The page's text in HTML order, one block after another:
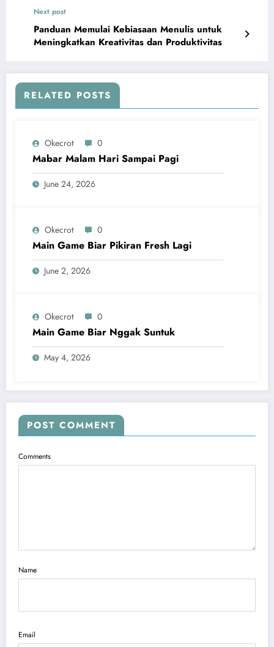
Next post
Panduan Memulai Kebiasaan Menulis untuk
Meningkatkan Kreativitas dan Produktivitas
RELATED POSTS
Okecrot 0
Mabar Malam Hari Sampai Pagi
June 24, 2026
Okecrot 0
Main Game Biar Pikiran Fresh Lagi
June 2, 2026
Okecrot 0
Main Game Biar Nggak Suntuk
May 4, 2026
POST COMMENT
Comments
Name
Email